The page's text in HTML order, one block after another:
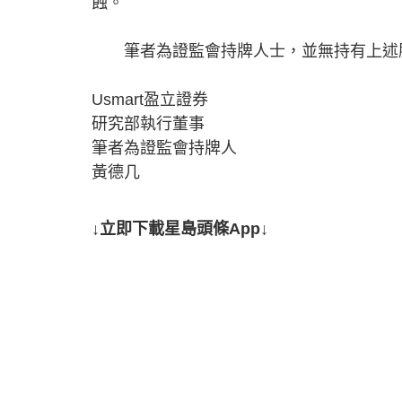
筆者為證監會持牌人士，並無持有上述
Usmart盈立證券
研究部執行董事
筆者為證監會持牌人
黃德几
↓立即下載星島頭條App↓